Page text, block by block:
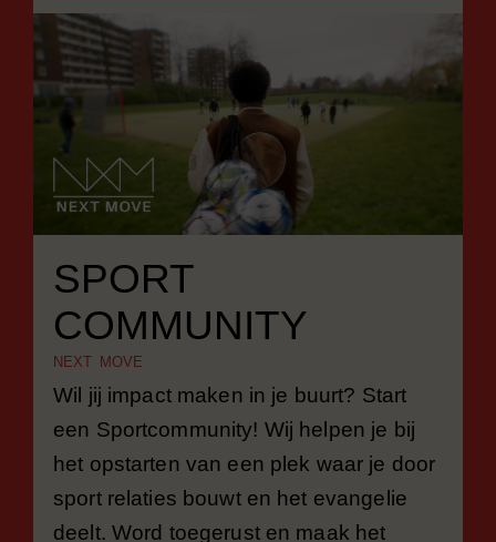
SPORT
COMMUNITY
NEXT MOVE
Wil jij impact maken in je buurt? Start
een Sportcommunity! Wij helpen je bij
het opstarten van een plek waar je door
sport relaties bouwt en het evangelie
deelt. Word toegerust en maak het